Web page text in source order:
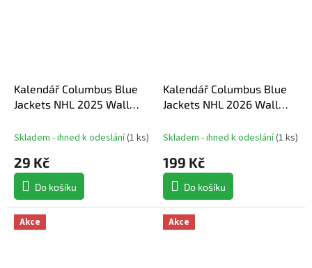
Kalendář Columbus Blue
Jackets NHL 2025 Wall
Skladem - ihned k odeslání(1 ks)
29 Kč
Do košíku
Kalendář Columbus Blue
Jackets NHL 2026 Wall
Skladem - ihned k odeslání(1 ks)
199 Kč
Do košíku
Akce Akce